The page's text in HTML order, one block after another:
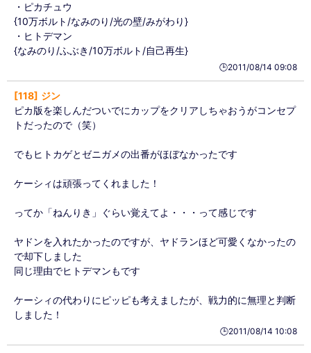
・ピカチュウ
{10万ボルト/なみのり/光の壁/みがわり}
・ヒトデマン
{なみのり/ふぶき/10万ボルト/自己再生}
🕒️2011/08/14 09:08
118
ジン
ピカ版を楽しんだついでにカップをクリアしちゃおうがコンセプ
トだったので（笑）
でもヒトカゲとゼニガメの出番がほぼなかったです
ケーシィは頑張ってくれました！
ってか「ねんりき」ぐらい覚えてよ・・・って感じです
ヤドンを入れたかったのですが、ヤドランほど可愛くなかったの
で却下しました
同じ理由でヒトデマンもです
ケーシィの代わりにピッピも考えましたが、戦力的に無理と判断
しました！
🕒️2011/08/14 10:08